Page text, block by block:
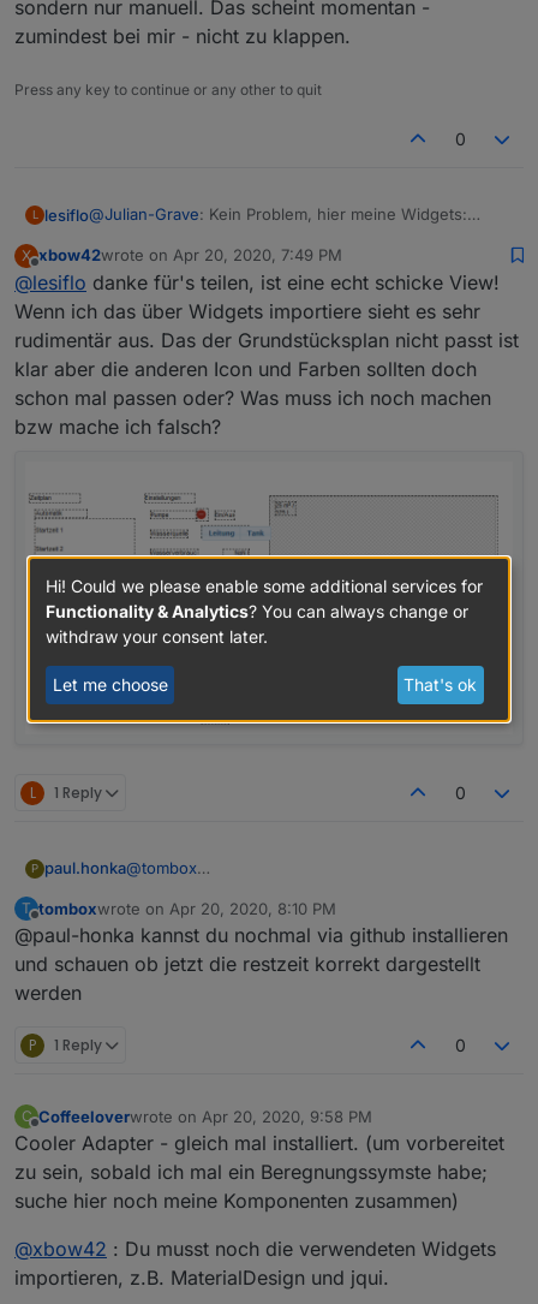
2020-04-19 07:40:24.398 - info:
2020-04-19 07:55:28.396 - info:
2020-04-19 08:15:28.396 - info:
2020-04-20 08:00:10.833 - info:
2020-04-20 08:00:10.835 - info:
2020-04-20 08:00:10.840 - info:
sondern nur manuell. Das scheint momentan -
zumindest bei mir - nicht zu klappen.
Press any key to continue or any other to quit
0
L lesiflo@Julian-Grave: Kein Problem, hier meine Widgets:
Einfach im Editor über "Widgets Importieren" einfügen.
Sieht so aus:
X
Offline
xbow42wrote on Apr 20, 2020, 7:49 PM
last edited by
@lesiflo danke für's teilen, ist eine echt schicke View!
Wenn ich das über Widgets importiere sieht es sehr
rudimentär aus. Das der Grundstücksplan nicht passt ist
klar aber die anderen Icon und Farben sollten doch
schon mal passen oder? Was muss ich noch machen
bzw mache ich falsch?
L 1 Reply 0
P paul.honka@tombox
installiert.
In der Instanz alle Ventile ausgewählt (angekreuzt),
mit1 min. Laufzeit und alle Zeitpunkte angewählt.
Bei den Ventilen wurden keine Datenpunkte
Minuten auf Sekunden))" habe ich freigelassen,
eingeschaltet.
Dann ergab sich folgender Zustand.
T
Offline
tomboxwrote on Apr 20, 2020, 8:10 PM
last edited by
@paul-honka kannst du nochmal via github installieren
und schauen ob jetzt die restzeit korrekt dargestellt
werden
P 1 Reply 0
C
Offline
Coffeeloverwrote on Apr 20, 2020, 9:58 PM
last edited by
Cooler Adapter - gleich mal installiert. (um vorbereitet
zu sein, sobald ich mal ein Beregnungssymste habe;
suche hier noch meine Komponenten zusammen)
@xbow42 : Du musst noch die verwendeten Widgets
importieren, z.B. MaterialDesign und jqui.
Hi! Could we please enable some additional services for
Functionality & Analytics? You can always change or
withdraw your consent later.
Let me choose That's ok